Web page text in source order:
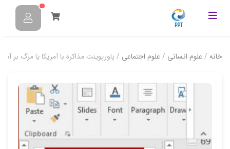
خانه / علوم انسانی / علوم اجتماعی / پاورپوینت مذاکره با آمریکا یا مرگ بر